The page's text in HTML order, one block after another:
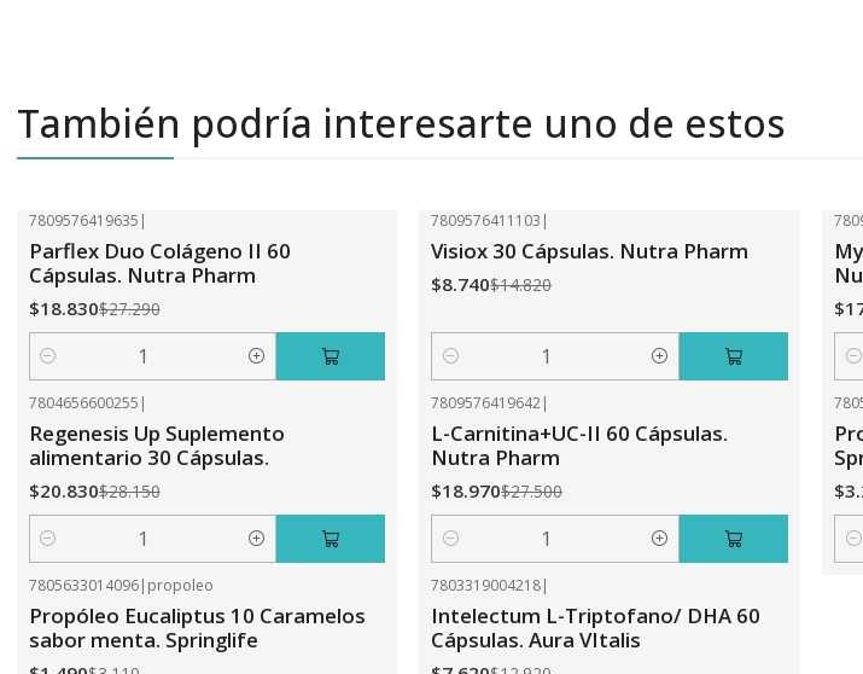
También podría interesarte uno de estos
7809576419635 |
Parflex Duo Colágeno II 60
Cápsulas. Nutra Pharm
$18.830$27.290
Cantidad
7809576411103 |
Visiox 30 Cápsulas. Nutra Pharm
$8.740$14.820
Cantidad
7804656600255 |
Regenesis Up Suplemento
alimentario 30 Cápsulas.
$20.830$28.150
Cantidad
7809576419642|
L-Carnitina+UC-II 60 Cápsulas.
Nutra Pharm
$18.970$27.500
Cantidad
7805633014096| propoleo
Propóleo Eucaliptus 10 Caramelos
sabor menta. Springlife
7803319004218|
Intelectum L-Triptofano/ DHA 60
Cápsulas. Aura VItalis